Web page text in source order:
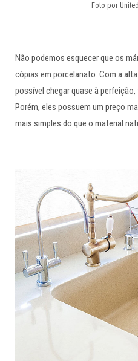
Foto por
Não podemos esquecer que os
cópias em porcelanato. Com a
possível chegar quase à
Porém, eles possuem um preço
mais simples do que o material